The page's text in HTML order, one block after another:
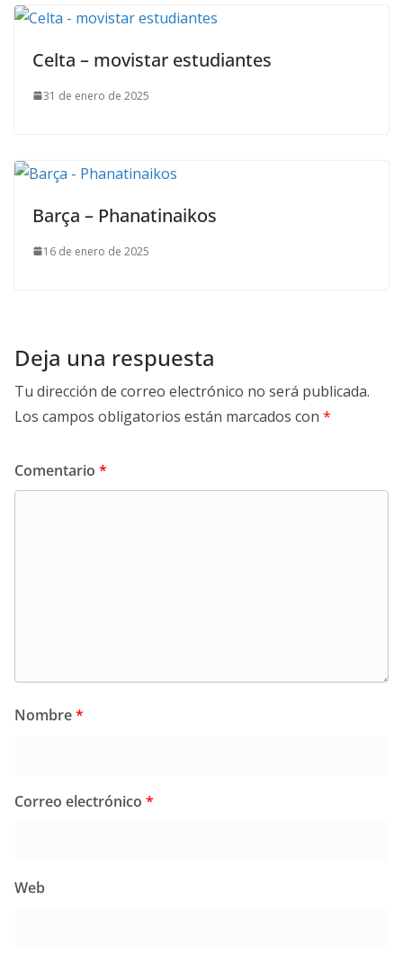
Celta – movistar estudiantes
31 de enero de 2025
Barça – Phanatinaikos
16 de enero de 2025
Deja una respuesta
Tu dirección de correo electrónico no será publicada.
Los campos obligatorios están marcados con *
Comentario *
Nombre*
Correo electrónico *
Web